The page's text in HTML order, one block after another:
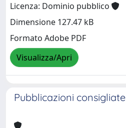
Licenza: Dominio pubblico
Dimensione 127.47 kB
Formato Adobe PDF
Visualizza/Apri
Pubblicazioni consigliate